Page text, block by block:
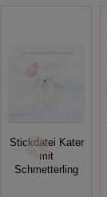
Stickdatei Kater
mit
Schmetterling